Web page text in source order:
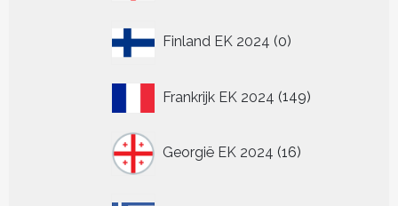
Finland EK 2024 0
producten
Frankrijk EK 2024 149149
Georgië EK 2024 16
producten